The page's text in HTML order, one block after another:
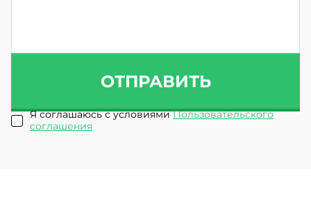
ОТПРАВИТЬ
Я соглашаюсь с условиямиПользовательского
соглашения